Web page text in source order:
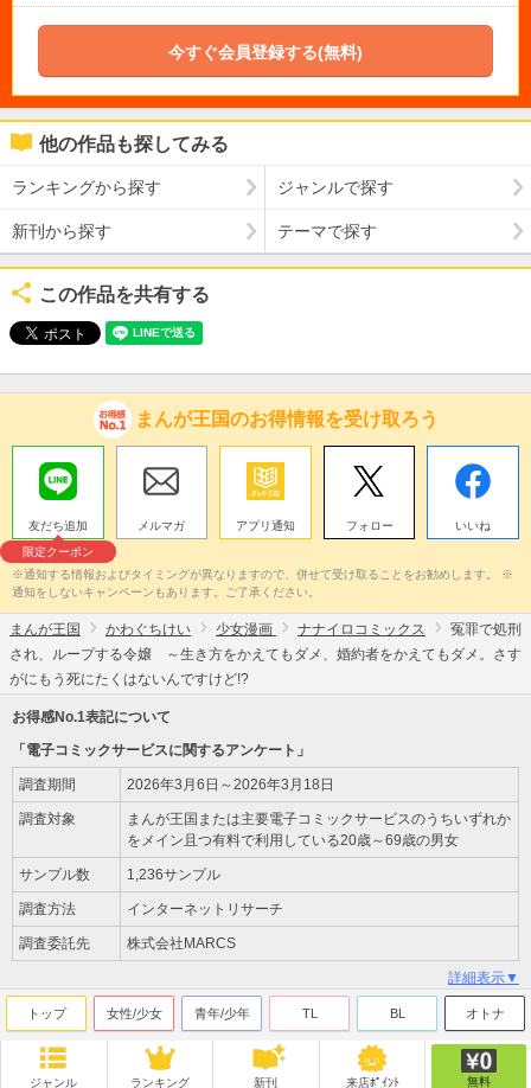
今すぐ会員登録する(無料)
他の作品も探してみる
ランキングから探す ジャンルで探す
新刊から探す テーマで探す
この作品を共有する
まんが王国のお得情報を受け取ろう
友だち追加
限定クーポン
メルマガ アプリ通知 フォロー いいね
※通知する情報およびタイミングが異なりますので、併せて受け取ることをお勧めします。 ※
通知をしないキャンペーンもあります。ご了承ください。
まんが王国 かわぐちけい 少女漫画 ナナイロコミックス
冤罪で処刑
され、ループする令嬢 ～生き方をかえてもダメ、婚約者をかえてもダメ。さす
がにもう死にたくはないんですけど!?
お得感No.1表記について
「電子コミックサービスに関するアンケート」
調査期間 2026年3月6日～2026年3月18日
調査対象
まんが王国または主要電子コミックサービスのうちいずれか
をメイン且つ有料で利用している20歳～69歳の男女
サンプル数 1,236サンプル
調査方法 インターネットリサーチ
調査委託先 株式会社MARCS
詳細表示▼
トップ 女性/少女 青年/少年 TL BL オトナ
ジャンル ランキング 新刊 来店ﾎﾟｲﾝﾄ 無料